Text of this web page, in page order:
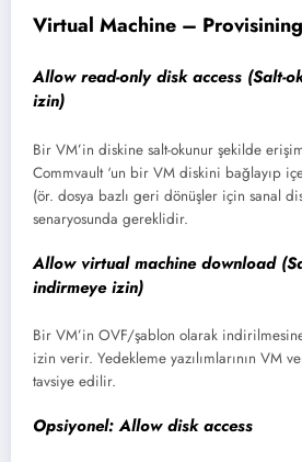
Virtual Machine – Provisining
Allow read-only disk access (Salt-
izin)
Bir VM’in diskine salt-okunur şekilde
Commvault ‘un bir VM diskini bağlayıp
(ör. dosya bazlı geri dönüşler için sanal
senaryosunda gereklidir.
Allow virtual machine download
indirmeye izin)
Bir VM’in OVF/şablon olarak
izin verir. Yedekleme yazılımlarının VM
tavsiye edilir.
Opsiyonel: Allow disk access